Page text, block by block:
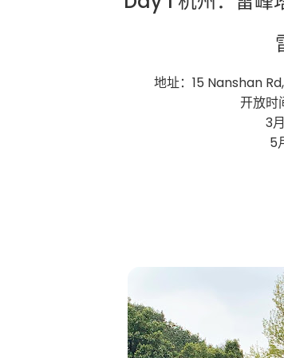
地址：15 Nanshan
开放时
3
5